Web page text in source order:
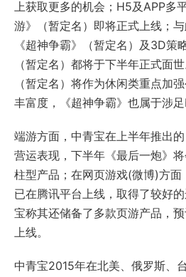
上获取更多的机会；H5及APP多
游》（暂定名）即将正式上线；
《超神争霸》（暂定名）及3D策
（暂定名）都将于下半年正式面
（暂定名）将作为休闲类重点加
丰富度，《超神争霸》也属于涉足
端游方面，中青宝在上半年推出
营运表现，下半年《最后一炮》
柱型产品；在网页游戏(微博)方面
已在腾讯平台上线，取得了较好
宝称其还储备了多款页游产品，
上线。
中青宝2015年在北美、俄罗斯、